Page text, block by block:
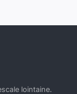
lointaine.